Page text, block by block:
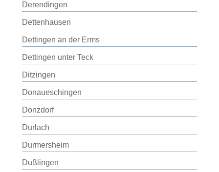
Derendingen
Dettenhausen
Dettingen an der Erms
Dettingen unter Teck
Ditzingen
Donaueschingen
Donzdorf
Durlach
Durmersheim
Dußlingen